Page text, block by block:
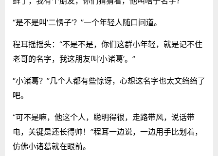
“是不是叫‘二愣子’？”一个年轻人随口问道。
程耳摇摇头：“不是不是，你们这群小年轻，就是记不住
老哥的名字，我这朋友叫‘小诸葛’。”
“小诸葛？”几个人都有些惊讶，心想这名字也太文绉绉了
吧。
“可不是嘛，他这个人，聪明得很，走路带风，说话带
电，关键是还长得帅！”程耳一边说，一边用手比划着，
仿佛小诸葛就在眼前。